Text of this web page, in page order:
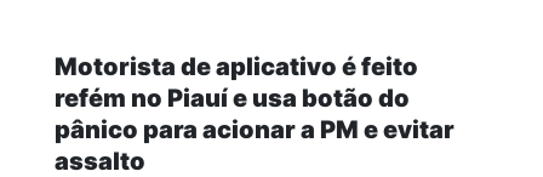
Motorista de aplicativo é feito
refém no Piauí e usa botão do
pânico para acionar a PM e evitar
assalto